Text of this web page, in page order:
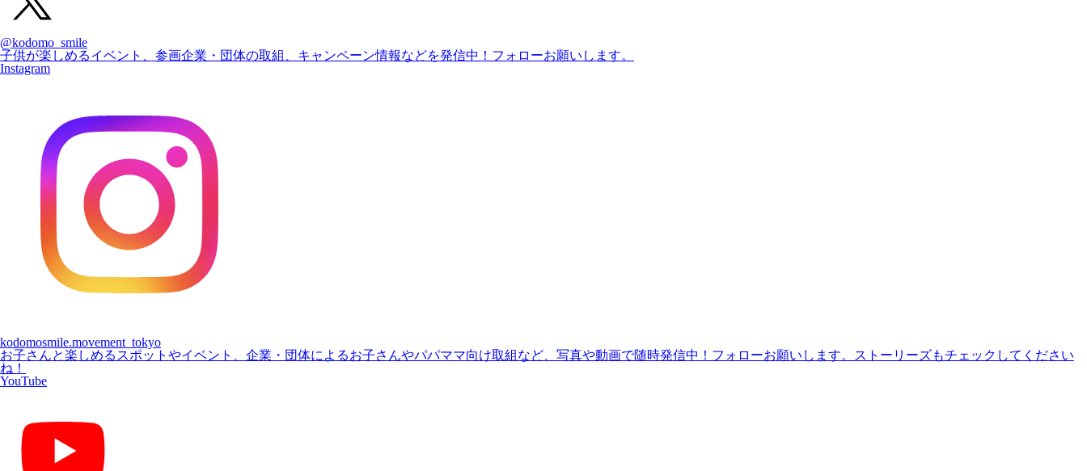
@kodomo_smile
子供が楽しめるイベント、参画企業・団体の取組、キャンペーン情報などを発信中！フォローお願いします。
Instagram
kodomosmile.movement_tokyo
お子さんと楽しめるスポットやイベント、企業・団体によるお子さんやパパママ向け取組など、写真や動画で随時発信中！フォローお願いします。ストーリーズもチェックしてください
ね！
YouTube